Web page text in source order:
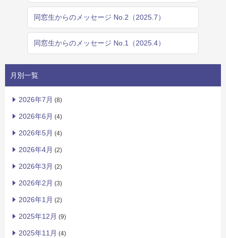
同窓生からのメッセージ No.2（2025.7）
同窓生からのメッセージ No.1（2025.4）
月別一覧
2026年7月 (8)
2026年6月 (4)
2026年5月 (4)
2026年4月 (2)
2026年3月 (2)
2026年2月 (3)
2026年1月 (2)
2025年12月 (9)
2025年11月 (4)